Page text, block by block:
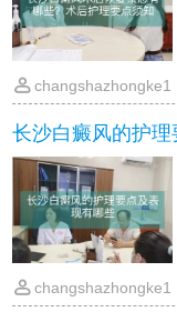
changshazhongke1
长沙白癜风的护
changshazhongke1